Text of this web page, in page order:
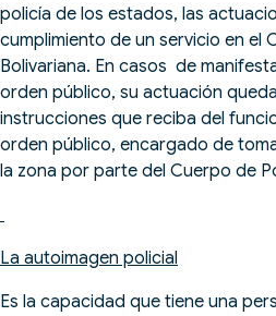
policía de los estados, las
cumplimiento de un servicio en el
Bolivariana. En casos de
orden público, su actuación
instrucciones que reciba del
orden público, encargado de
la zona por parte del Cuerpo de
La autoimagen policial
Es la capacidad que tiene una